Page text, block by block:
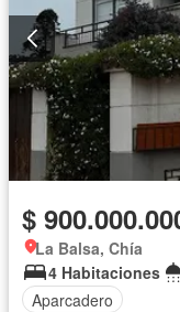
$
La Balsa, Chía
4 Habitaciones
Aparcadero